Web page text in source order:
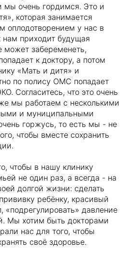
мы очень гордимся. Это и
которая занимается
оплодотворением у нас в
нам приходит будущая
может забеременеть,
к доктору, а потом
«Мать и дитя» и
по полису ОМС попадает
Согласитесь, что это очень
мы работаем с несколькими
и муниципальными
горжусь, то есть мы - не
чтобы вместе сохранить
чтобы в нашу клинику
не один раз, а всегда - на
долгой жизни: сделать
ребёнку, красивый
«подрегулировать» давление
Мы хотим быть докторами
нас для того, чтобы
своё здоровье.